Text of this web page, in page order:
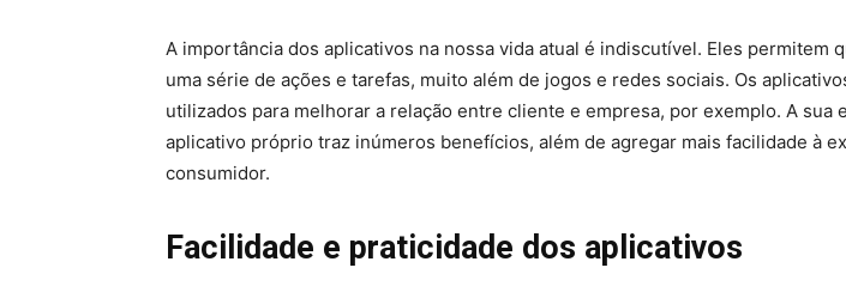
A importância dos aplicativos na nossa vida atual é indiscutível. Eles permitem
uma série de ações e tarefas, muito além de jogos e redes sociais. Os
utilizados para melhorar a relação entre cliente e empresa, por exemplo. A sua
aplicativo próprio traz inúmeros benefícios, além de agregar mais facilidade à
consumidor.
Facilidade e praticidade dos aplicativos